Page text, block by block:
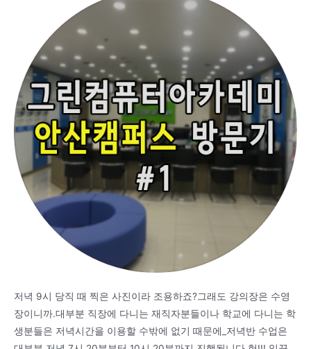
저녁 9시 당직 때 찍은 사진이라 조용하죠?그래도 강의장은 수영
장이니까.대부분 직장에 다니는 재직자분들이나 학교에 다니는 학
생분들은 저녁시간을 이용할 수밖에 없기 때문에_저녁반 수업은